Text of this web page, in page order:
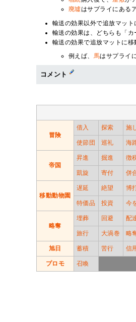
廃墟はサプライにある
輸送の効果以外で追放マッ
輸送の効果は、どちらも「カ
輸送の効果で追放マットに移
例えば、 馬はサプライ
コメント
冒険
借入 探索 施
使節団 巡礼 海
帝国
昇進 掘進 徴
凱旋 寄付 併
移動動物園
遅延 絶望 博
特価品 投資 今
略奪
埋葬 回避 配
旅行 大渦巻 略
旭日 蓄積 苦行 信
プロモ 召喚